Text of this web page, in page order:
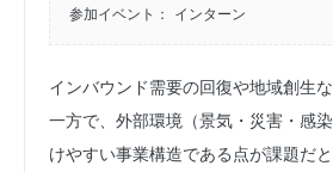
参加イベント： インターン
インバウンド需要の回復や地域創生
一方で、外部環境（景気・災害・感
けやすい事業構造である点が課題だと